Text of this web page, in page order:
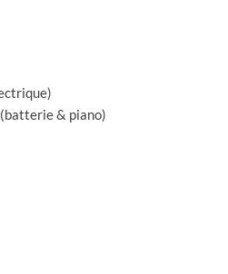
& piano)